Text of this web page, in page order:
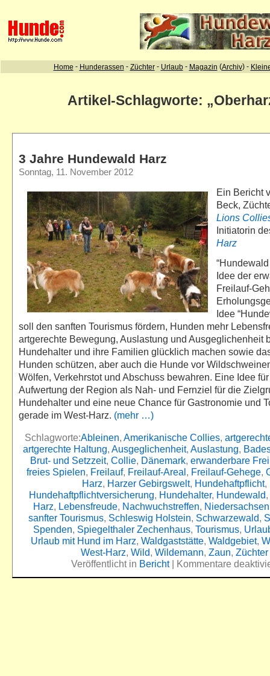
Artikel-Schlagworte:
3 Jahre Hundewald Harz
Sonntag, 11. November 2012
Ein Bericht
Beck,
Lions
Initiatorin
Harz
Idee der
Freilauf-
Idee
soll den sanften Tourismus fördern, Hunden mehr
artgerechte Bewegung, Auslastung und Ausgeglichenheit
Hundehalter und ihre Familien glücklich machen sowie
Hunden schützen, aber auch die Hunde vor
Wölfen, Verkehrstot und Abschuss bewahren. Eine Idee
Aufwertung der Region als Nah- und Fernziel für die
Hundehalter und eine neue Chance für Gastronomie und
gerade im West-Harz. (mehr …)
Schlagworte:Ableinen, Amerikanische Collies,
artgerechte Haltung, Ausgeglichenheit, Auslastung,
Brut- und Setzzeit, Collie, Dänemark, erwanderbare
freies Spielen, Freilauf, Freilauf-Areal, Freilauf-Gehege,
Harz, Harzer Gebirgswelt, Hundehaftpflicht,
Hundehaftpflichtversicherung, Hundehalter, Hundewald,
Harz, Lebensfreude, Nachwuchstreffen, Niedersachsen
sanfter Tourismus, Schleswig Holstein, Schwarzewald,
Spenden, Spiegelthaler Zechenhaus, Tourismus,
Urlaub mit Hund im Harz, Waldgaststätte, Waldgebiet,
West-Harz, Wild, Wildemann, Zaun, Züchter
Veröffentlicht in Bericht| Kommentare